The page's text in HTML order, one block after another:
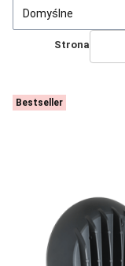
Domyślne
Strona
Bestseller